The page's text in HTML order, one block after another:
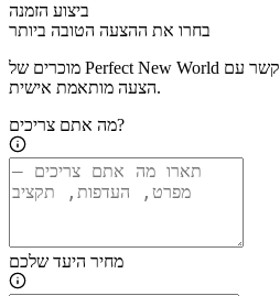
ביצוע הזמנה
בחרו את ההצעה הטובה ביותר
מוכרים של Perfect New World יראו את הבקשה שלכם ויצרו קשר עם
הצעה מותאמת אישית.
מה אתם צריכים?
מחיר היעד שלכם